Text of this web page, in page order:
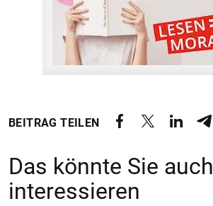
BEITRAG TEILEN
Das könnte Sie auch
interessieren